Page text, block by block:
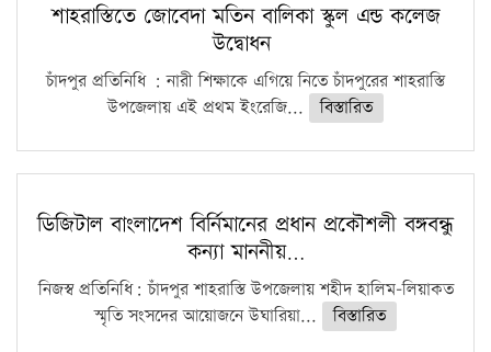
শাহরাস্তিতে জোবেদা মতিন বালিকা স্কুল এন্ড কলেজ
উদ্বোধন
চাঁদপুর প্রতিনিধি : নারী শিক্ষাকে এগিয়ে নিতে চাঁদপুরের শাহরাস্তি
উপজেলায় এই প্রথম ইংরেজি...
বিস্তারিত
ডিজিটাল বাংলাদেশ বির্নিমানের প্রধান প্রকৌশলী বঙ্গবন্ধু
কন্যা মাননীয়…
নিজস্ব প্রতিনিধি: চাঁদপুর শাহরাস্তি উপজেলায় শহীদ হালিম-লিয়াকত
স্মৃতি সংসদের আয়োজনে উঘারিয়া...
বিস্তারিত